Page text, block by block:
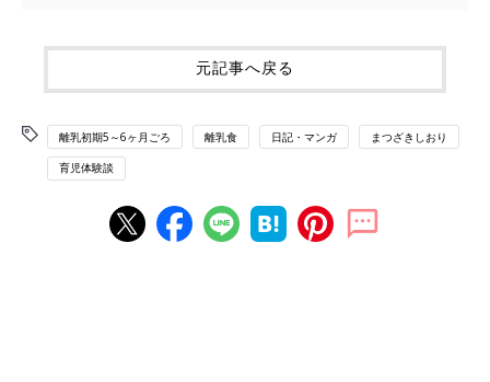
元記事へ戻る
離乳初期5～6ヶ月ごろ 離乳食 日記・マンガ まつざきしおり
育児体験談